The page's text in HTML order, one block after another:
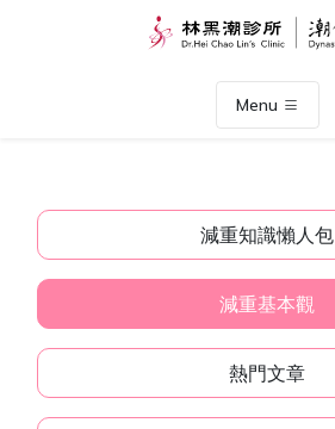
Menu
減重知識懶人包
減重基本觀
熱門文章